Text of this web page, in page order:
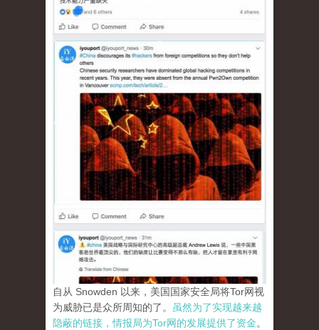
自从 Snowden 以来，美国国家安全局将Tor网视
为威胁已是众所周知的了。 虽然为了实现越来越
隐蔽的链接，情报局为Tor网的发展提供了资金。